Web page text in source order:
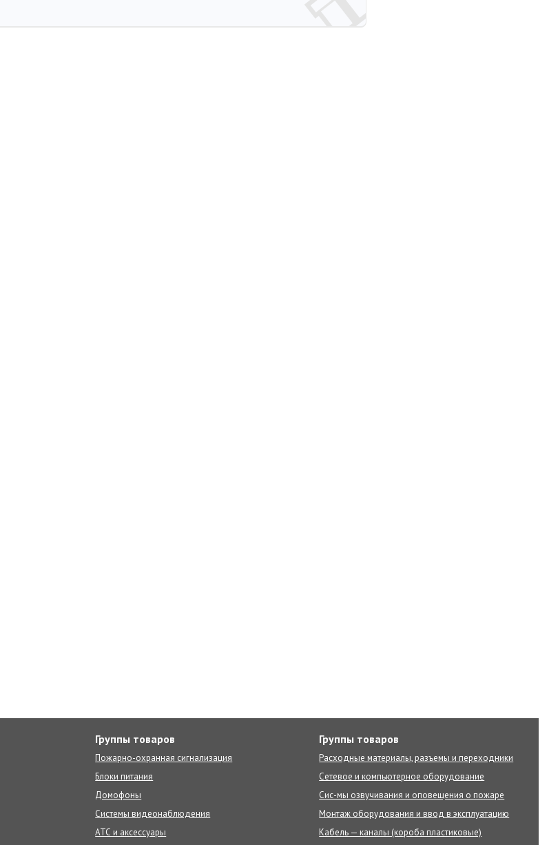
Группы товаров
Пожарно-охранная сигнализация
Блоки питания
Домофоны
Системы видеонаблюдения
АТС и аксессуары
Группы товаров
Расходные материалы, разъемы и переходники
Сетевое и компьютерное оборудование
Сис-мы озвучивания и оповещения о пожаре
Монтаж оборудования и ввод в эксплуатацию
Кабель — каналы (короба пластиковые)